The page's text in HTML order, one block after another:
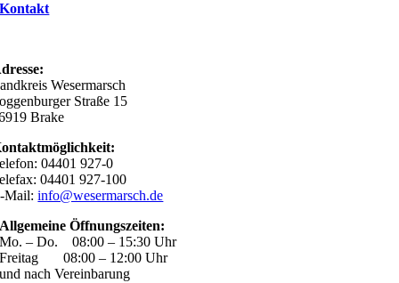
Kontakt
Wesermarsch
Straße 15
Brake
04401 927-0
04401 927-100
Mail:info@wesermarsch.de
Allgemeine Öffnungszeiten:
Mo. – Do. 08:00 – 15:30 Uhr
Freitag 08:00 – 12:00 Uhr
und nach Vereinbarung